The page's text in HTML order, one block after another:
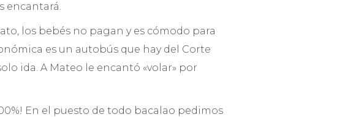
encantará.
los bebés no pagan y es cómodo para
es un autobús que hay del Corte
ida. A Mateo le encantó «volar» por
En el puesto de todo bacalao pedimos